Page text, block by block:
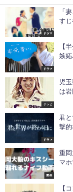
ドラマ
「
すじ
ドラマ
【
嫉妬
テレビ
児
は岩
ドラマ
君
撃的
動画
重
マ
【